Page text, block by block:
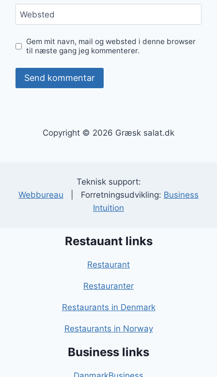
Websted
Gem mit navn, mail og websted i denne browser
til næste gang jeg kommenterer.
Copyright © 2026 Græsk salat.dk
Teknisk support:
Webbureau | Forretningsudvikling: Business
Intuition
Restauant links
Restaurant
Restauranter
Restaurants in Denmark
Restaurants in Norway
Business links